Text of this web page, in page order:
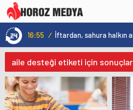
16:55 / İftardan, sahura halkın
aile desteği etiketi için sonuçlar